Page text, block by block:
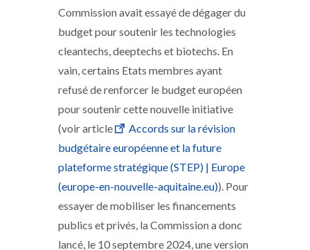
Commission avait essayé de dégager du
budget pour soutenir les technologies
cleantechs, deeptechs et biotechs. En
vain, certains Etats membres ayant
refusé de renforcer le budget européen
pour soutenir cette nouvelle initiative
(voir article
Accords sur la révision
budgétaire européenne et la future
plateforme stratégique (STEP) | Europe
(europe-en-nouvelle-aquitaine.eu)). Pour
essayer de mobiliser les financements
publics et privés, la Commission a donc
lancé, le 10 septembre 2024, une version